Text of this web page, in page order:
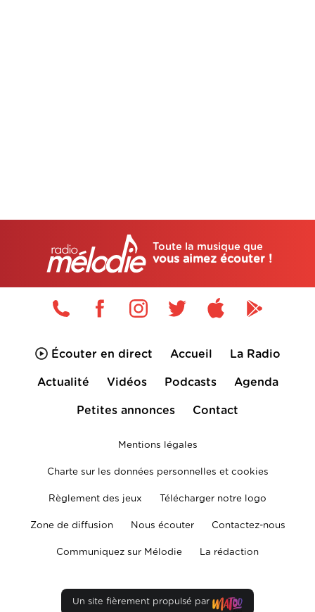
Toute la musique que
vous aimez écouter !
Écouter en direct Accueil La Radio
Actualité Vidéos Podcasts Agenda
Petites annonces Contact
Mentions légales
Charte sur les données personnelles et cookies
Règlement des jeux Télécharger notre logo
Zone de diffusion Nous écouter Contactez-nous
Communiquez sur Mélodie La rédaction
Un site fièrement propulsé par